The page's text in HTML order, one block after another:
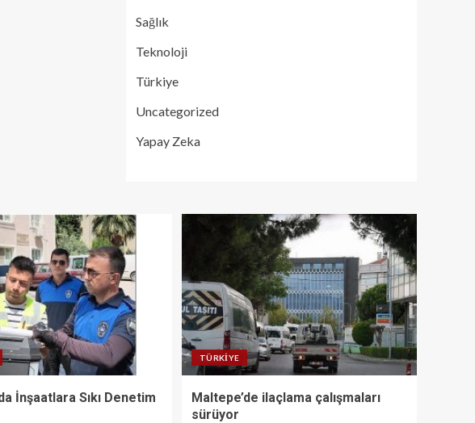
Sağlık
Teknoloji
Türkiye
Uncategorized
Yapay Zeka
İnşaatlara Sıkı Denetim
TÜRKIYE
Maltepe’de ilaçlama çalışmaları
sürüyor